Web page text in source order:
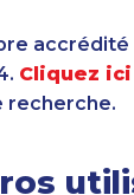
accrédité
Cliquez ici